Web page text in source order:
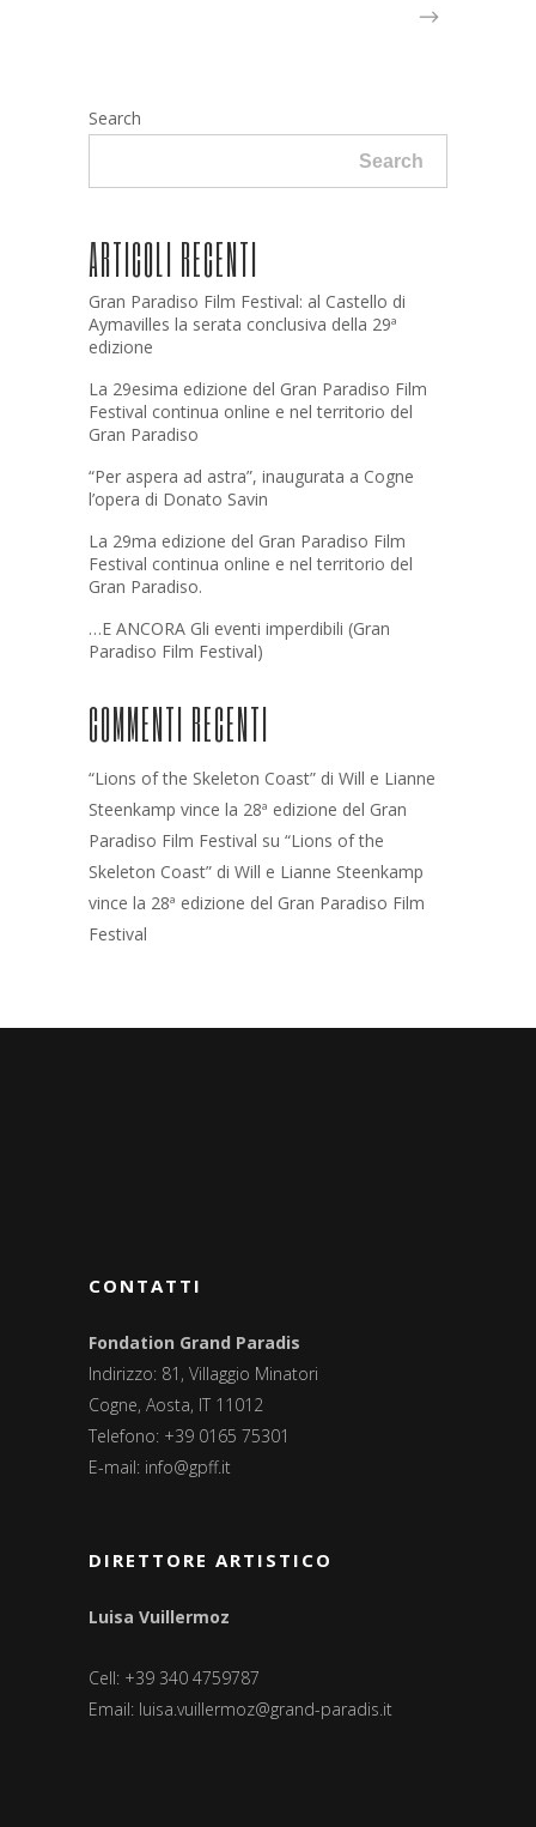
Search
Search
ARTICOLI RECENTI
Gran Paradiso Film Festival: al Castello di
Aymavilles la serata conclusiva della 29ª
edizione
La 29esima edizione del Gran Paradiso Film
Festival continua online e nel territorio del
Gran Paradiso
“Per aspera ad astra”, inaugurata a Cogne
l’opera di Donato Savin
La 29ma edizione del Gran Paradiso Film
Festival continua online e nel territorio del
Gran Paradiso.
…E ANCORA Gli eventi imperdibili (Gran
Paradiso Film Festival)
COMMENTI RECENTI
“Lions of the Skeleton Coast” di Will e Lianne
Steenkamp vince la 28ª edizione del Gran
Paradiso Film Festival su “Lions of the
Skeleton Coast” di Will e Lianne Steenkamp
vince la 28ª edizione del Gran Paradiso Film
Festival
CONTATTI
Fondation Grand Paradis
Indirizzo: 81, Villaggio Minatori
Cogne, Aosta, IT 11012
Telefono: +39 0165 75301
E-mail: info@gpff.it
DIRETTORE ARTISTICO
Luisa Vuillermoz
Cell: +39 340 4759787
Email: luisa.vuillermoz@grand-paradis.it